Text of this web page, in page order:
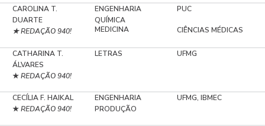
CAROLINA T.
DUARTE
★REDAÇÃO 940!
ENGENHARIA
QUÍMICA
MEDICINA
PUC
CIÊNCIAS MÉDICAS
CATHARINA T.
ÁLVARES
★ REDAÇÃO 940!
LETRAS UFMG
CECÍLIA F. HAIKAL
★ REDAÇÃO 940!
ENGENHARIA
PRODUÇÃO
UFMG, IBMEC